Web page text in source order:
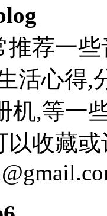
推荐一
活心得,
机,等一
以收藏